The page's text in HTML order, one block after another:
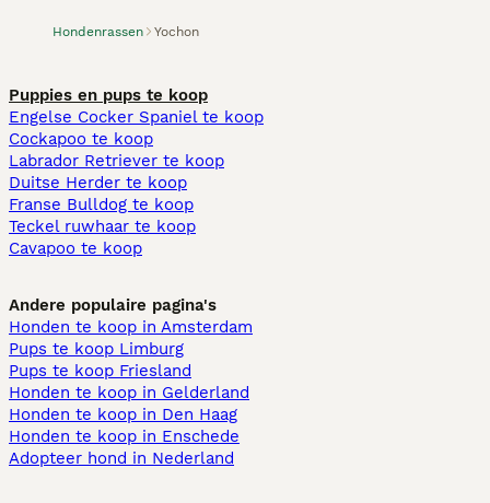
Hondenrassen Yochon
Puppies en pups te koop
Engelse Cocker Spaniel te koop
Cockapoo te koop
Labrador Retriever te koop
Duitse Herder te koop
Franse Bulldog te koop
Teckel ruwhaar te koop
Cavapoo te koop
Andere populaire pagina's
Honden te koop in Amsterdam
Pups te koop Limburg​
Pups te koop Friesland​
Honden te koop in Gelderland
Honden te koop in Den Haag
Honden te koop in Enschede
Adopteer hond in Nederland